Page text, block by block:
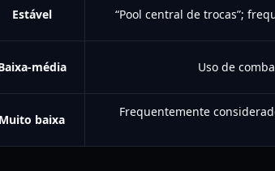
Estável “Pool central de trocas”;
média Uso de
Muito baixa
Frequentemente